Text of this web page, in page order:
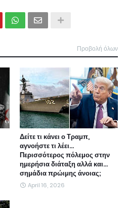
Προβολή όλων
Δείτε τι κάνει ο Τραμπ,
αγνοήστε τι λέει...
Περισσότερος πόλεμος στην
ημερήσια διάταξη αλλά και...
σημάδια πρώιμης άνοιας;
April 16, 2026